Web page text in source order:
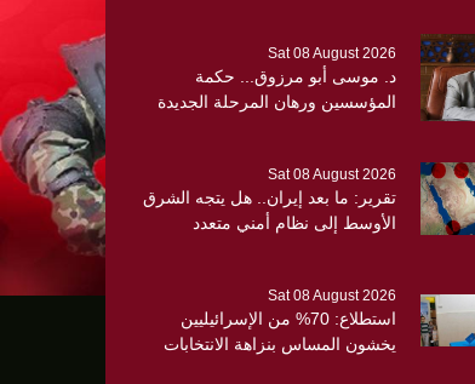
Sat 08 August 2026
د. موسى أبو مرزوق... حكمة
المؤسسين ورهان المرحلة الجديدة
Sat 08 August 2026
تقرير: ما بعد إيران.. هل يتجه الشرق
الأوسط إلى نظام أمني متعدد
Sat 08 August 2026
استطلاع: 70% من الإسرائيليين
يخشون المساس بنزاهة الانتخابات